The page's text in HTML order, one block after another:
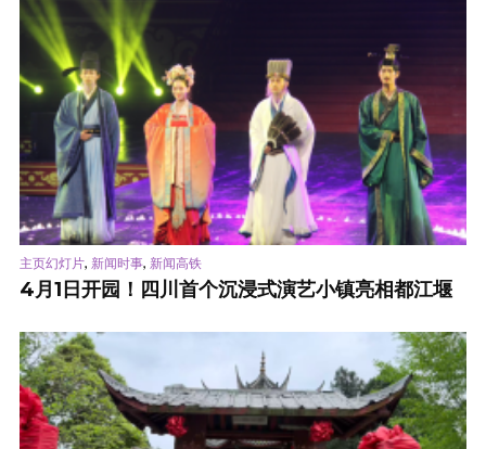
主页幻灯片, 新闻时事, 新闻高铁
4月1日开园！四川首个沉浸式演艺小镇亮相都江堰